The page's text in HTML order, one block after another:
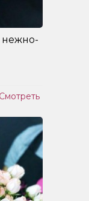
нежно-
Смотреть